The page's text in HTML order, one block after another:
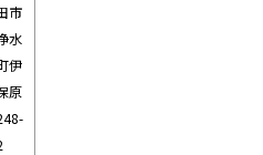
市
水
伊
原